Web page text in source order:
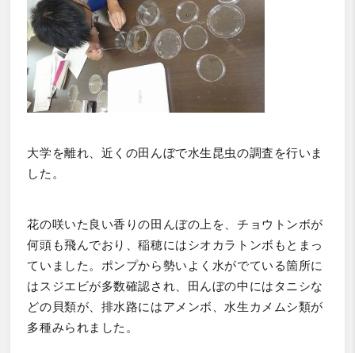
大学を離れ、近くの田んぼで水生昆虫の調査を行いま
した。
花の咲いた良い香りの田んぼの上を、チョウトンボが
何頭も飛んでおり、稲穂にはシオカラトンボもとまっ
ていました。ポンプから勢いよく水がでている箇所に
はスジエビが多数確認され、田んぼの中にはタニシな
どの貝類が、排水路にはアメンボ、水生カメムシ類が
多種みられました。